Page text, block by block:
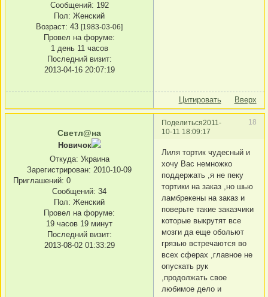
Сообщений: 192
Пол: Женский
Возраст: 43 [1983-03-06]
Провел на форуме:
1 день 11 часов
Последний визит:
2013-04-16 20:07:19
Цитировать Вверх
Поделиться 18
2011-
10-11 18:09:17
Светл@на
Новичок
Откуда: Украина
Зарегистрирован: 2010-10-09
Приглашений: 0
Сообщений: 34
Пол: Женский
Провел на форуме:
19 часов 19 минут
Последний визит:
2013-08-02 01:33:29
Лиля тортик чудесный и
хочу Вас немножко
поддержать ,я не пеку
тортики на заказ ,но шью
ламбрекены на заказ и
поверьте такие заказчики
которые выкрутят все
мозги да еще обольют
грязью встречаются во
всех сферах ,главное не
опускать рук
,продолжать свое
любимое дело и